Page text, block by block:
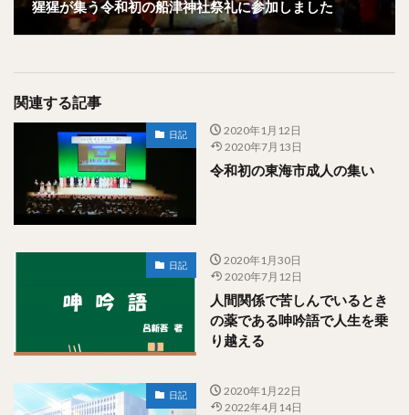
猩猩が集う令和初の船津神社祭礼に参加しました
関連する記事
日記
2020年1月12日
2020年7月13日
令和初の東海市成人の集い
日記
2020年1月30日
2020年7月12日
人間関係で苦しんでいるとき
の薬である呻吟語で人生を乗
り越える
日記
2020年1月22日
2022年4月14日